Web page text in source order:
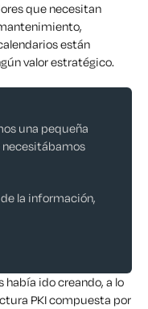
que necesitan
están
valor estratégico.
una pequeña
la información,
ido creando, a lo
PKI compuesta por